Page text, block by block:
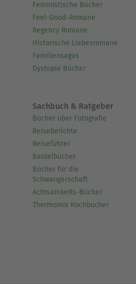
Feministische Bücher
Feel-Good-Romane
Regency Romane
Historische Liebesromane
Familiensagas
Dystopie Bücher
Sachbuch & Ratgeber
Bücher über Fotografie
Reiseberichte
Reiseführer
Bastelbücher
Bücher für die
Schwangerschaft
Achtsamkeits-Bücher
Thermomix Kochbücher